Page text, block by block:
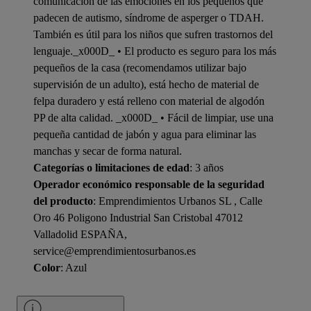
padecen de autismo, síndrome de asperger o TDAH.
También es útil para los niños que sufren trastornos del
lenguaje._x000D_ • El producto es seguro para los más
pequeños de la casa (recomendamos utilizar bajo
supervisión de un adulto), está hecho de material de
felpa duradero y está relleno con material de algodón
PP de alta calidad. _x000D_ • Fácil de limpiar, use una
pequeña cantidad de jabón y agua para eliminar las
manchas y secar de forma natural.
Categorías o limitaciones de edad: 3 años
Operador económico responsable de la seguridad
del producto: Emprendimientos Urbanos SL , Calle
Oro 46 Poligono Industrial San Cristobal 47012
Valladolid ESPAÑA,
service@emprendimientosurbanos.es
Color: Azul